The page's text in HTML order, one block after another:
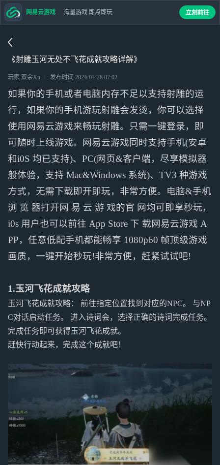
《射雕玉河无处不飞花成就攻略详解》
玩家 双余Xn 发布时间 2024-07-28 07:02
如果你的手机或者电脑内存不足以支持射雕的运
行，如果你的手机游玩射雕会发烫，你可以选择
使用网易云游戏来畅玩射雕。只需一键登录，即
可随时上线游戏。网易云游戏同时支持手机(安卓
和i0S 均已支持)、PC(网页&客户端，尽享模拟器
般体验，支持 Mac&Windows 系统)、TV3 种游戏
方式，无需下载即开即玩，非常方便。电脑&手机
浏 览 器打开网 易 云 游 戏的官 网均可即享秒玩，
i0s 用户也可以前往 App Store 下 载网易云游戏 A
PP，任意低配手机都能畅享 1080p60 帧顶级游戏
画质，一键开始秒玩!非常方便，赶紧试试吧!
1.玉河飞花成就攻略
玉河飞花成就攻略： 前往指定位置找到对应的NPC。 与NP
C对话启动任务。 进入诗词会，选择正确的诗词完成任务。
完成任务即可获得玉河飞花成就。
赶快行动起来，完成这个成就吧！
网易云游戏 海量游戏 即点即玩 立刻前往